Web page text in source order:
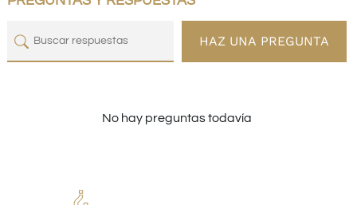
HAZ UNA PREGUNTA
No hay preguntas todavía